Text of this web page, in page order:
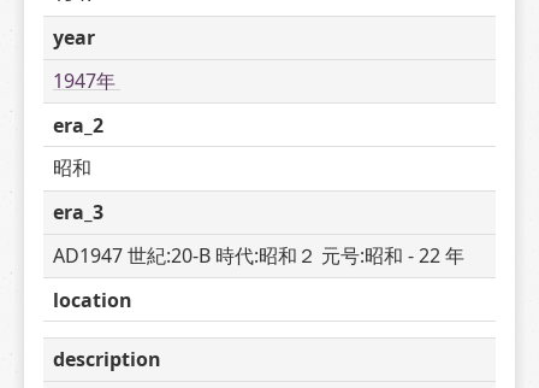
year
1947年
era_2
昭和
era_3
AD1947 世紀:20-B 時代:昭和２ 元号:昭和 - 22 年
location
description